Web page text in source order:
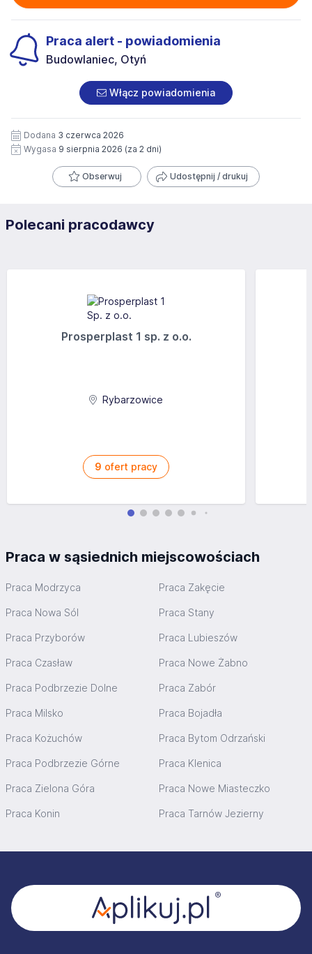
Praca alert - powiadomienia
Budowlaniec, Otyń
Włącz powiadomienia
Dodana 3 czerwca 2026
Wygasa 9 sierpnia 2026 (za 2 dni)
Obserwuj Udostępnij / drukuj
Polecani pracodawcy
Prosperplast 1 sp. z o.o.
Rybarzowice
9 ofert pracy
Praca w sąsiednich miejscowościach
Praca Modrzyca Praca Zakęcie
Praca Nowa Sól Praca Stany
Praca Przyborów Praca Lubieszów
Praca Czasław Praca Nowe Żabno
Praca Podbrzezie Dolne Praca Zabór
Praca Milsko Praca Bojadła
Praca Kożuchów Praca Bytom Odrzański
Praca Podbrzezie Górne Praca Klenica
Praca Zielona Góra Praca Nowe Miasteczko
Praca Konin Praca Tarnów Jezierny